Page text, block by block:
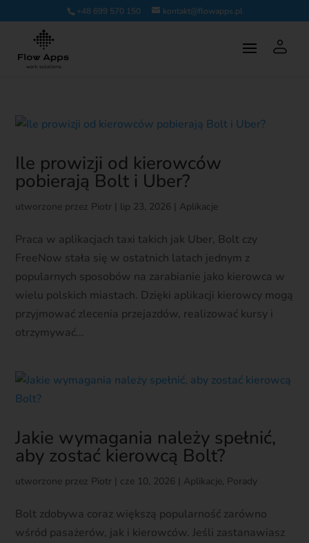
+48 699 570 150 kontakt@flowapps.pl
Ile prowizji od kierowców
pobierają Bolt i Uber?
utworzone przez Piotr lip 23, 2026 Aplikacje
Praca w aplikacjach taxi takich jak Uber, Bolt czy
FreeNow stała się w ostatnich latach jednym z
popularnych sposobów na zarabianie jako kierowca w
wielu polskich miastach. Dzięki aplikacji kierowcy mogą
przyjmować zlecenia przejazdów, realizować kursy i
otrzymywać...
Jakie wymagania należy spełnić,
aby zostać kierowcą Bolt?
utworzone przez Piotr cze 10, 2026 Aplikacje, Porady
Bolt zdobywa coraz większą popularność zarówno
wśród pasażerów, jak i kierowców. Jeśli zastanawiasz